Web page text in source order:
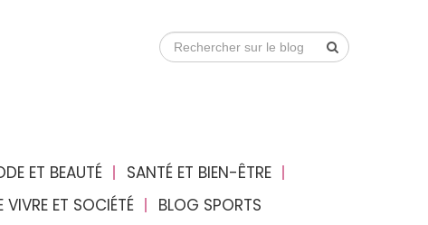
ET BEAUTÉ
SANTÉ ET BIEN-ÊTRE
VIVRE ET SOCIÉTÉ BLOG SPORTS